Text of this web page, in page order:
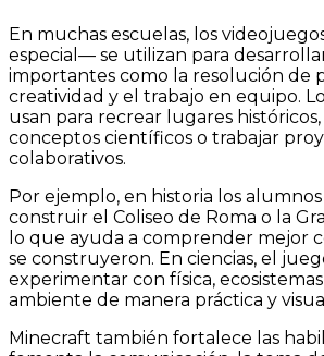
En muchas escuelas, los
especial— se utilizan para
importantes como la resolución de
creatividad y el trabajo en equipo.
usan para recrear lugares
conceptos científicos o trabajar
colaborativos.
Por ejemplo, en historia los
construir el Coliseo de Roma o la
lo que ayuda a comprender mejor
se construyeron. En ciencias, el
experimentar con física,
ambiente de manera práctica y
Minecraft también fortalece las